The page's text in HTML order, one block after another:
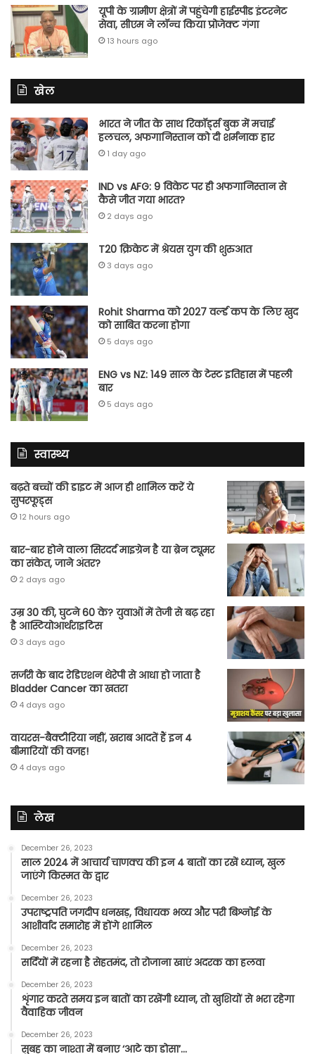
यूपी के ग्रामीण क्षेत्रों में पहुंचेगी हाईस्पीड इंटरनेट
सेवा, सीएम ने लॉन्च किया प्रोजेक्ट गंगा
13 hours ago
खेल
भारत ने जीत के साथ रिकॉर्ड्स बुक में मचाई
हलचल, अफगानिस्तान को दी शर्मनाक हार
1 day ago
IND vs AFG: 9 विकेट पर ही अफगानिस्तान से
कैसे जीत गया भारत?
2 days ago
T20 क्रिकेट में श्रेयस युग की शुरुआत
3 days ago
Rohit Sharma को 2027 वर्ल्‍ड कप के लिए खुद
को साबित करना होगा
5 days ago
ENG vs NZ: 149 साल के टेस्‍ट इतिहास में पहली
बार
5 days ago
स्वास्थ्य
बढ़ते बच्चों की डाइट में आज ही शामिल करें ये
सुपरफूड्स
12 hours ago
बार-बार होने वाला सिरदर्द माइग्रेन है या ब्रेन ट्यूमर
का संकेत, जाने अंतर?
2 days ago
उम्र 30 की, घुटने 60 के? युवाओं में तेजी से बढ़ रहा
है आस्टियोआर्थराइटिस
3 days ago
सर्जरी के बाद रेडिएशन थेरेपी से आधा हो जाता है
Bladder Cancer का खतरा
4 days ago
वायरस-बैक्टीरिया नहीं, खराब आदतें हैं इन 4
बीमारियों की वजह!
4 days ago
लेख
December 26, 2023
साल 2024 में आचार्य चाणक्य की इन 4 बातों का रखें ध्यान, खुल
जाएंगे किस्मत के द्वार
December 26, 2023
उपराष्ट्रपति जगदीप धनखड़, विधायक भव्य और परी बिश्नोई के
आशीर्वाद समारोह में होंगे शामिल
December 26, 2023
सर्दियों में रहना है सेहतमंद, तो रोजाना खाएं अदरक का हलवा
December 26, 2023
शृंगार करते समय इन बातों का रखेंगी ध्यान, तो खुशियों से भरा रहेगा
वैवाहिक जीवन
December 26, 2023
सुबह का नाश्ता में बनाए ‘आटे का डोसा’…